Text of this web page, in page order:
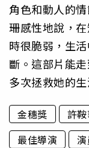
角色和動人的
珊感性地說，
時很脆弱，生
斷。這部片能
多次拯救她的
金穗獎 許
最佳導演
演